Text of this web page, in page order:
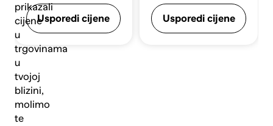
prikazali
cijene
u
trgovinama
u
tvojoj
blizini,
molimo
te
Usporedi cijene Usporedi cijene